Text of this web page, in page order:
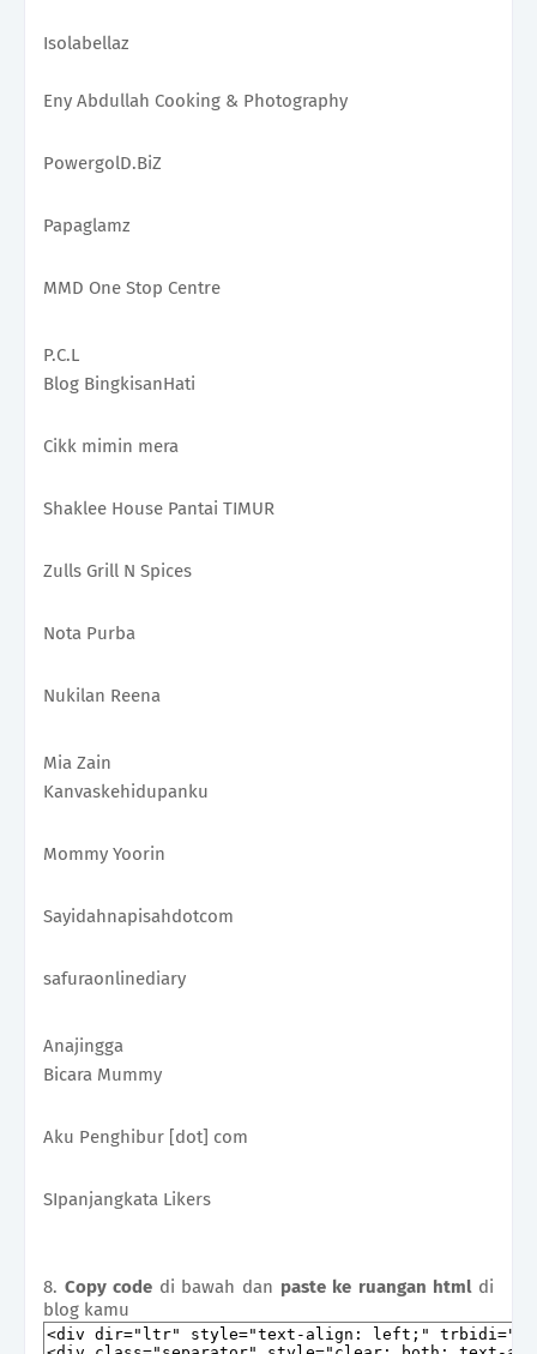
Isolabellaz
Eny Abdullah Cooking & Photography
PowergolD.BiZ
Papaglamz
MMD One Stop Centre
P.C.L
Blog BingkisanHati
Cikk mimin mera
Shaklee House Pantai TIMUR
Zulls Grill N Spices
Nota Purba
Nukilan Reena
Mia Zain
Kanvaskehidupanku
Mommy Yoorin
Sayidahnapisahdotcom
safuraonlinediary
Anajingga
Bicara Mummy
Aku Penghibur [dot] com
SIpanjangkata Likers
8. Copy code di bawah dan paste ke ruangan html di
blog kamu